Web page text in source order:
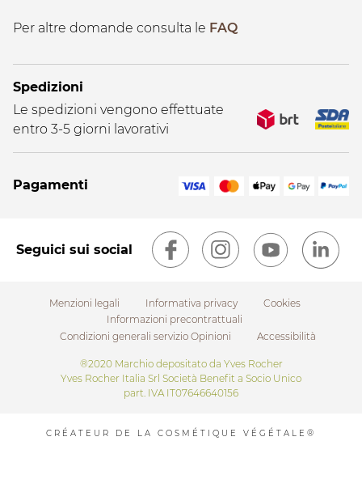
Per altre domande consulta le FAQ
Spedizioni
Le spedizioni vengono effettuate
entro 3-5 giorni lavorativi
Pagamenti
Seguici sui social
Footer
submenu
Menzioni legali Informativa privacy
Cookies
Informazioni precontrattuali
Condizioni generali servizio Opinioni
Accessibilità
®2020 Marchio depositato da Yves Rocher
Yves Rocher Italia Srl Società Benefit a Socio Unico
part. IVA IT07646640156
CRÉATEUR DE LA COSMÉTIQUE VÉGÉTALE®